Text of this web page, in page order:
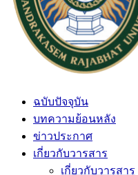
ฉบับปัจจุบัน
บทความย้อนหลัง
ข่าวประกาศ
เกี่ยวกับวารสาร
เกี่ยวกับวารสาร